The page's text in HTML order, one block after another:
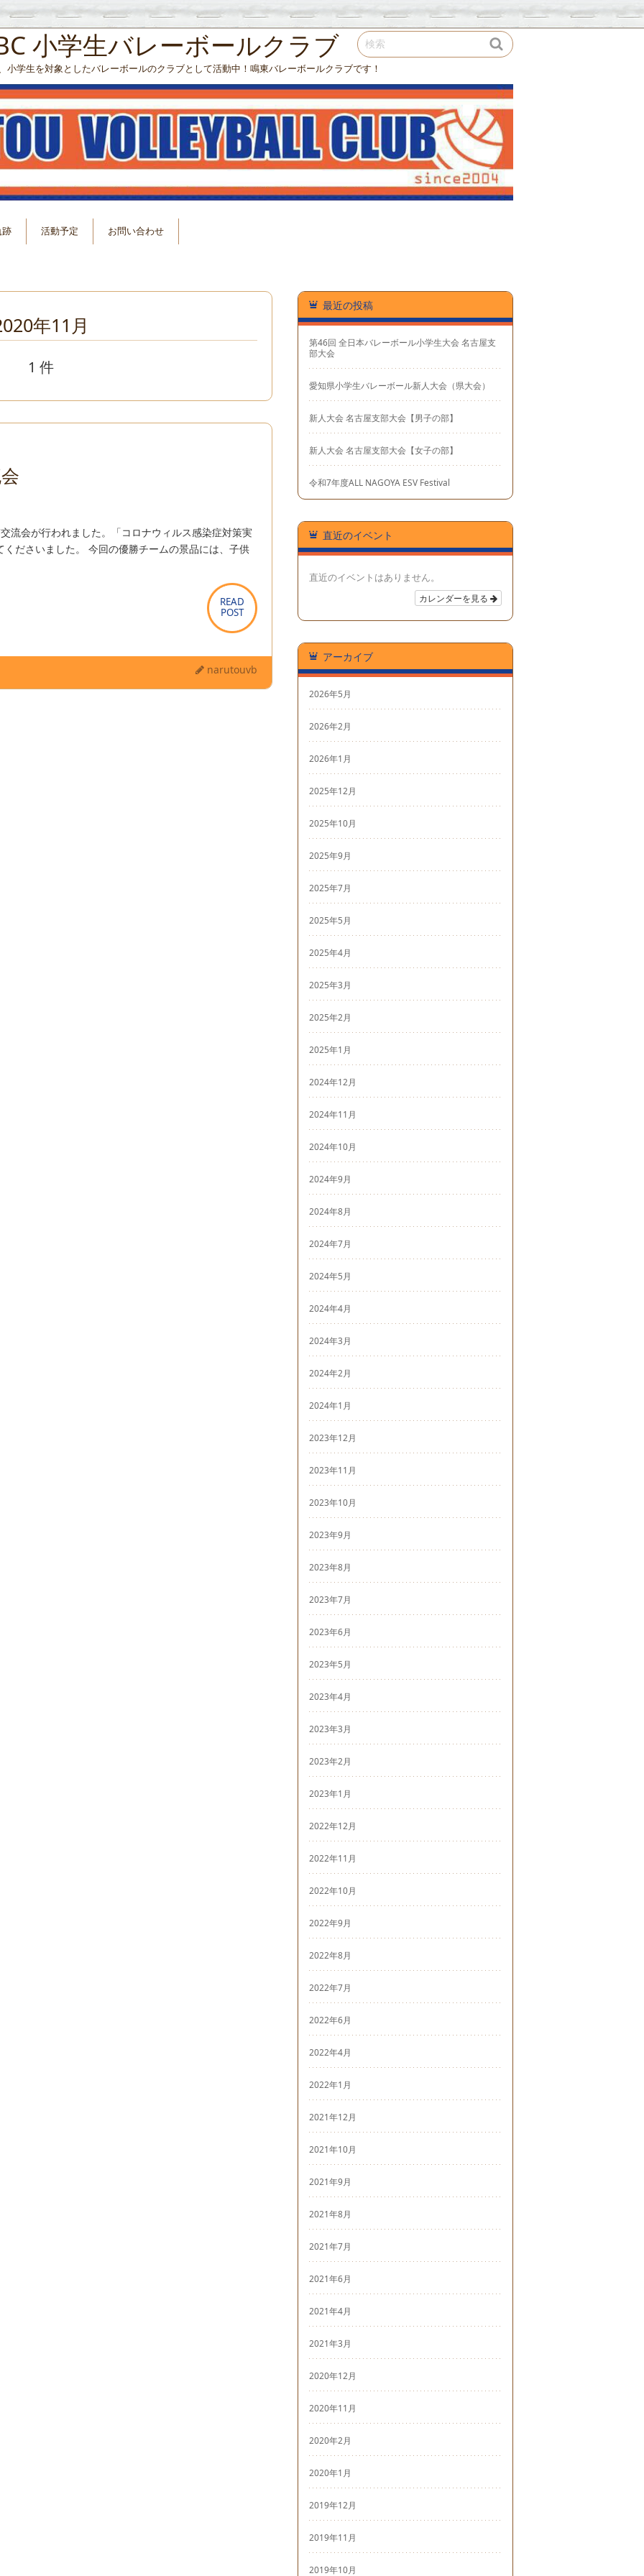
小学生バレーボールクラブ
学生を対象としたバレーボールのクラブとして活動中！鳴東バレーボールクラブです！
跡 活動予定 お問い合わせ
年11月
1 件
流会が行われました。「コロナウィルス感染症対策実
ださいました。 今回の優勝チームの景品には、子供
READ
POST
READ
POST
narutouvb
最近の投稿
第46回 全日本バレーボール小学生大会 名古屋支
部大会
愛知県小学生バレーボール新人大会（県大会）
新人大会 名古屋支部大会【男子の部】
新人大会 名古屋支部大会【女子の部】
令和7年度ALL NAGOYA ESV Festival
直近のイベント
直近のイベントはありません。
カレンダーを見る
アーカイブ
2026年5月
2026年2月
2026年1月
2025年12月
2025年10月
2025年9月
2025年7月
2025年5月
2025年4月
2025年3月
2025年2月
2025年1月
2024年12月
2024年11月
2024年10月
2024年9月
2024年8月
2024年7月
2024年5月
2024年4月
2024年3月
2024年2月
2024年1月
2023年12月
2023年11月
2023年10月
2023年9月
2023年8月
2023年7月
2023年6月
2023年5月
2023年4月
2023年3月
2023年2月
2023年1月
2022年12月
2022年11月
2022年10月
2022年9月
2022年8月
2022年7月
2022年6月
2022年4月
2022年1月
2021年12月
2021年10月
2021年9月
2021年8月
2021年7月
2021年6月
2021年4月
2021年3月
2020年12月
2020年11月
2020年2月
2020年1月
2019年12月
2019年11月
2019年10月